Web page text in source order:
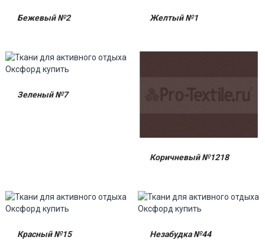
Бежевый №2 Желтый №1
Зеленый №7
Коричневый №1218
Красный №15 Незабудка №44